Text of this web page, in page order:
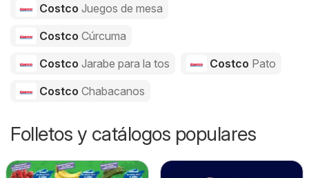
Costco Juegos de mesa
Costco Cúrcuma
Costco Jarabe para la tos Costco Pato
Costco Chabacanos
Folletos y catálogos populares